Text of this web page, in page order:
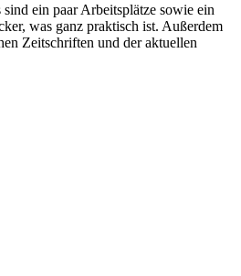
ein paar Arbeitsplätze sowie ein
was ganz praktisch ist. Außerdem
Zeitschriften und der aktuellen